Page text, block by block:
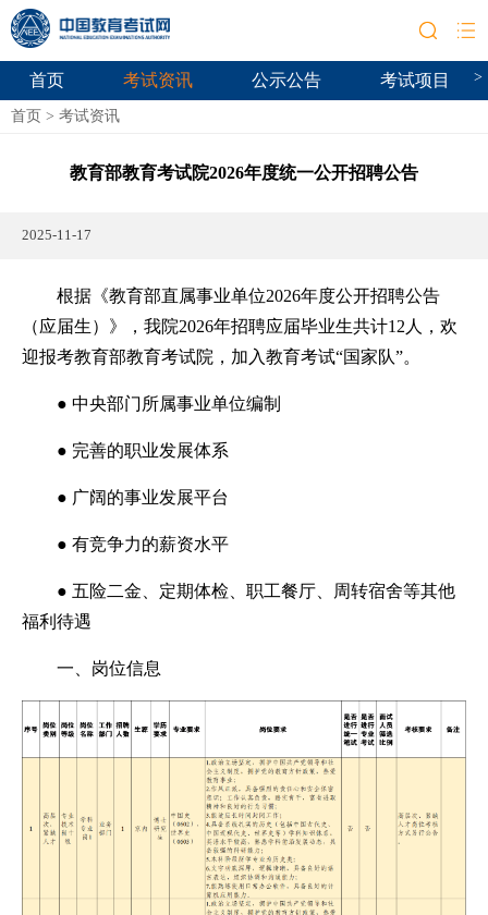
首页 考试资讯 公示公告 考试项目 >
首页 > 考试资讯
教育部教育考试院2026年度统一公开招聘公告
2025-11-17
根据《教育部直属事业单位2026年度公开招聘公告
（应届生）》，我院2026年招聘应届毕业生共计12人，欢
迎报考教育部教育考试院，加入教育考试“国家队”。
● 中央部门所属事业单位编制
● 完善的职业发展体系
● 广阔的事业发展平台
● 有竞争力的薪资水平
● 五险二金、定期体检、职工餐厅、周转宿舍等其他
福利待遇
一、岗位信息